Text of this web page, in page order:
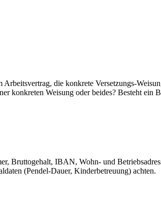
die konkrete Versetzungs-
konkreten Weisung oder beides? Besteht ein
Bruttogehalt, IBAN, Wohn- und
(Pendel-Dauer, Kinderbetreuung) achten.